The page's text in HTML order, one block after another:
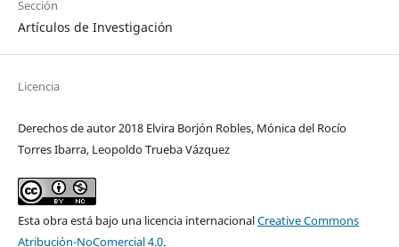
Sección
Artículos de Investigación
Licencia
Derechos de autor 2018 Elvira Borjón Robles, Mónica del Rocío
Torres Ibarra, Leopoldo Trueba Vázquez
Esta obra está bajo una licencia internacionalCreative Commons
Atribución-NoComercial 4.0.